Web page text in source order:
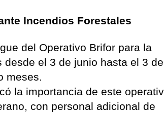
Incendios Forestales
del Operativo Brifor para la
el 3 de junio hasta el 3 de
meses.
la importancia de este
con personal adicional de